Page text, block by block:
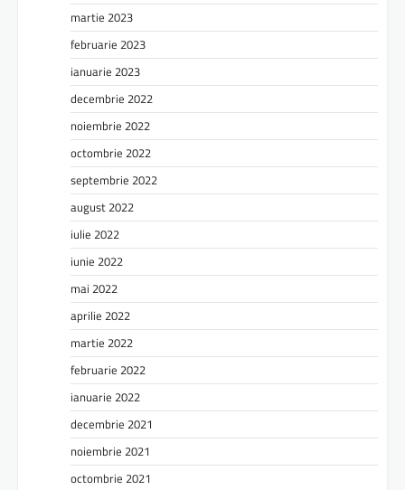
martie 2023
februarie 2023
ianuarie 2023
decembrie 2022
noiembrie 2022
octombrie 2022
septembrie 2022
august 2022
iulie 2022
iunie 2022
mai 2022
aprilie 2022
martie 2022
februarie 2022
ianuarie 2022
decembrie 2021
noiembrie 2021
octombrie 2021